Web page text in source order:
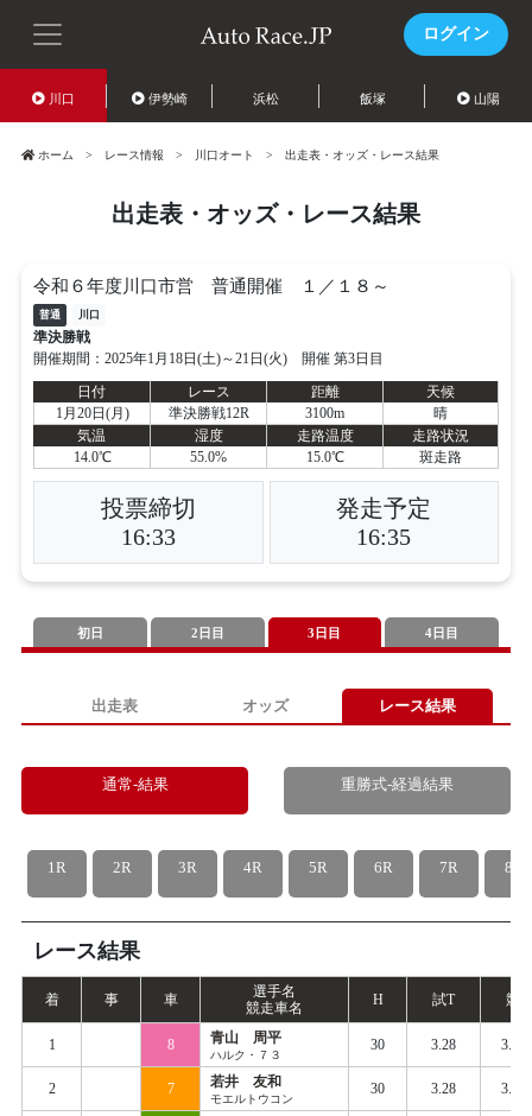
ログイン
川口 伊勢崎 浜松 飯塚 山陽
ホーム レース情報 川口オート 出走表・オッズ・レース結果
出走表・オッズ・レース結果
令和６年度川口市営 普通開催 １／１８～
普通 川口
準決勝戦
開催期間：2025年1月18日(土)～21日(火) 開催 第3日目
日付
レース 距離
天候
1月20日(月)
準決勝戦12R 3100m
晴
気温
湿度 走路温度
走路状況
14.0℃
55.0% 15.0℃ 斑走路
投票締切
16:33
発走予定
16:35
初日 2日目 3日目 4日目
出走表 オッズ レース結果
通常-結果 重勝式-経過結果
1R 2R 3R 4R 5R 6R 7R 8R
レース結果
着 事 車
選手名
競走車名
H 試T 競
1 8 青山 周平
ハルク・７３
30 3.28 3.351
2 7 若井 友和
モエルトウコン
30 3.28 3.358